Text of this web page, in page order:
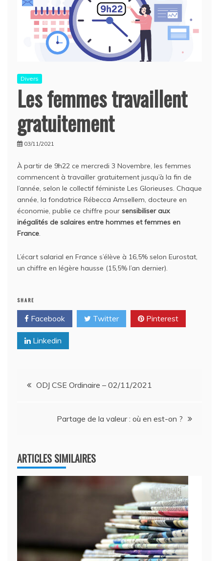
Divers
Les femmes travaillent
gratuitement
03/11/2021
À partir de 9h22 ce mercredi 3 Novembre, les femmes
commencent à travailler gratuitement jusqu’à la fin de
l’année, selon le collectif féministe Les Glorieuses. Chaque
année, la fondatrice Rébecca Amsellem, docteure en
économie, publie ce chiffre pour sensibiliser aux
inégalités de salaires entre hommes et femmes en
France.
L’écart salarial en France s’élève à 16,5% selon Eurostat,
un chiffre en légère hausse (15,5% l’an dernier).
SHARE
Facebook Twitter Pinterest
Linkedin
Navigation
ODJ CSE Ordinaire – 02/11/2021
Partage de la valeur : où en est-on ?
ARTICLES SIMILAIRES